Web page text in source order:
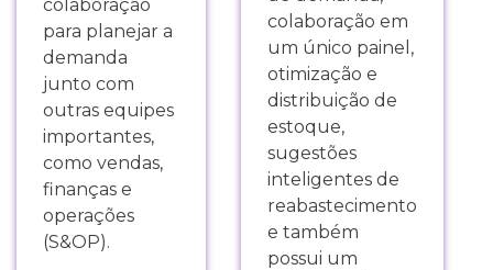
colaboração
para planejar a
demanda
junto com
outras equipes
importantes,
como vendas,
finanças e
operações
(S&OP).
colaboração em
um único painel,
otimização e
distribuição de
estoque,
sugestões
inteligentes de
reabastecimento
e também
possui um